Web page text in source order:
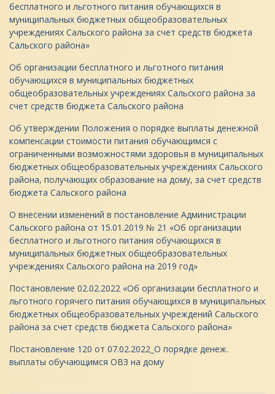
бесплатного и льготного питания обучающихся в
муниципальных бюджетных общеобразовательных
учреждениях Сальского района за счет средств бюджета
Сальского района»
Об организации бесплатного и льготного питания
обучающихся в муниципальных бюджетных
общеобразовательных учреждениях Сальского района за
счет средств бюджета Сальского района
Об утверждении Положения о порядке выплаты денежной
компенсации стоимости питания обучающимся с
ограниченными возможностями здоровья в муниципальных
бюджетных общеобразовательных учреждениях Сальского
района, получающих образование на дому, за счет средств
бюджета Сальского района
О внесении изменений в постановление Администрации
Сальского района от 15.01.2019 № 21 «Об организации
бесплатного и льготного питания обучающихся в
муниципальных бюджетных общеобразовательных
учреждениях Сальского района на 2019 год»
Постановление 02.02.2022 «Об организации бесплатного и
льготного горячего питания обучающихся в муниципальных
бюджетных общеобразовательных учреждений Сальского
района за счет средств бюджета Сальского района»
Постановление 120 от 07.02.2022_О порядке денеж.
выплаты обучающимся ОВЗ на дому